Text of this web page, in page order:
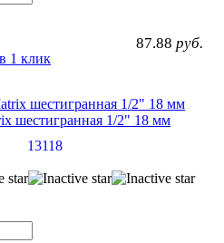
87.88 руб.
1 клик
шестигранная 1/2" 18 мм
13118